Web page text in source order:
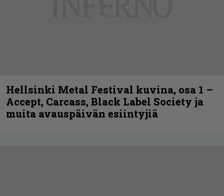
Hellsinki Metal Festival kuvina, osa 1 –
Accept, Carcass, Black Label Society ja
muita avauspäivän esiintyjiä